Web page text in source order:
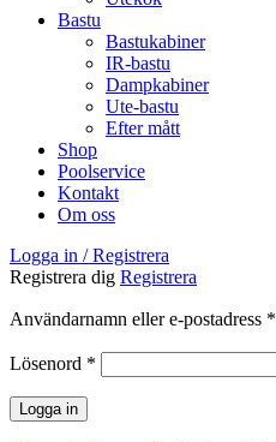
Bastu
Bastukabiner
IR-bastu
Dampkabiner
Ute-bastu
Efter mått
Shop
Poolservice
Kontakt
Om oss
Logga in / Registrera
Registrera dig Registrera
Användarnamn eller e-postadress *
Lösenord *
Logga in